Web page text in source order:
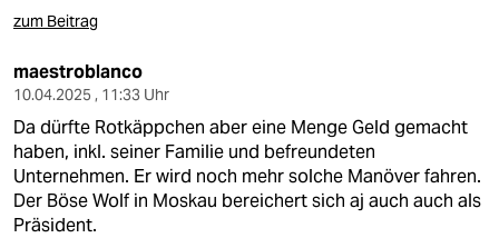
zum Beitrag
maestroblanco
10.04.2025 , 11:33 Uhr
Da dürfte Rotkäppchen aber eine Menge Geld gemacht
haben, inkl. seiner Familie und befreundeten
Unternehmen. Er wird noch mehr solche Manöver fahren.
Der Böse Wolf in Moskau bereichert sich aj auch auch als
Präsident.